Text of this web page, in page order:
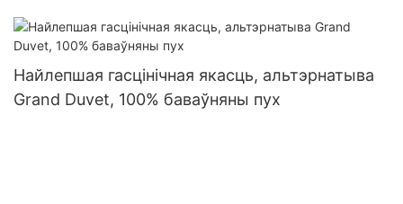
Найлепшая гасцінічная якасць, альтэрнатыва
Grand Duvet, 100% баваўняны пух